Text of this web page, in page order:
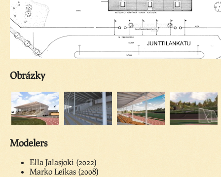
Obrázky
Modelers
Ella Jalasjoki (2022)
Marko Leikas (2008)